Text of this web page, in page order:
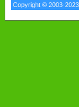
Copyright © 2003-